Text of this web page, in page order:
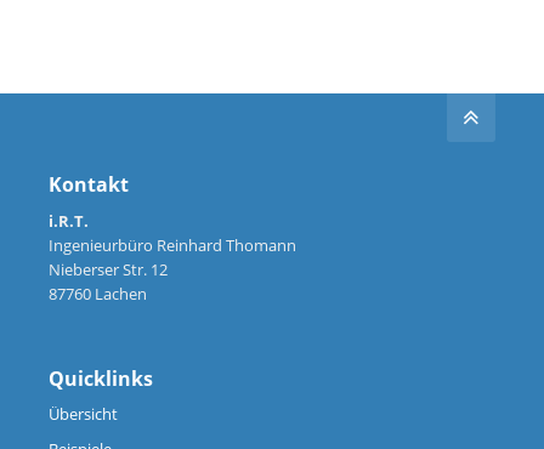
Kontakt
i.R.T.
Ingenieurbüro Reinhard Thomann
Nieberser Str. 12
87760 Lachen
Quicklinks
Übersicht